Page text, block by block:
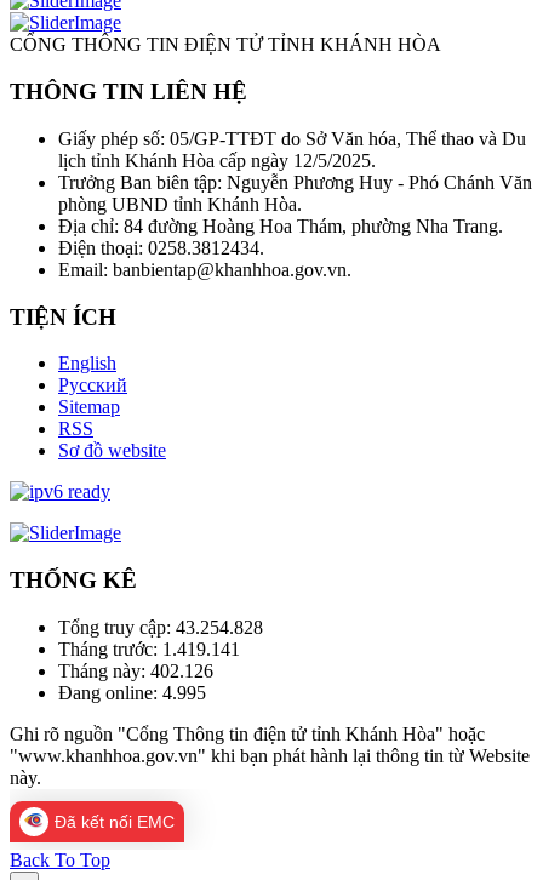
CỔNG THÔNG TIN ĐIỆN TỬ TỈNH KHÁNH HÒA
THÔNG TIN LIÊN HỆ
Giấy phép số: 05/GP-TTĐT do Sở Văn hóa, Thể thao và Du
lịch tỉnh Khánh Hòa cấp ngày 12/5/2025.
Trưởng Ban biên tập: Nguyễn Phương Huy - Phó Chánh Văn
phòng UBND tỉnh Khánh Hòa.
Địa chỉ: 84 đường Hoàng Hoa Thám, phường Nha Trang.
Điện thoại: 0258.3812434.
Email: banbientap@khanhhoa.gov.vn.
TIỆN ÍCH
English
Русский
Sitemap
RSS
Sơ đồ website
THỐNG KÊ
Tổng truy cập: 43.254.828
Tháng trước: 1.419.141
Tháng này: 402.126
Đang online: 4.995
Ghi rõ nguồn "Cổng Thông tin điện tử tỉnh Khánh Hòa" hoặc
"www.khanhhoa.gov.vn" khi bạn phát hành lại thông tin từ Website
này.
Đã kết nối EMC
Back To Top